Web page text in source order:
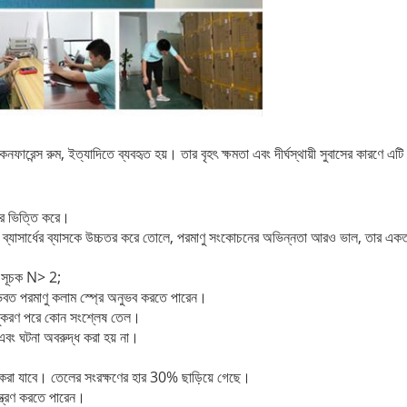
রুম, ইত্যাদিতে ব্যবহৃত হয়। তার বৃহৎ ক্ষমতা এবং দীর্ঘস্থায়ী সুবাসের কারণে
ভিত্তি করে।
ব্যাসকে উচ্চতর করে তোলে, পরমাণু সংকোচনের অভিন্নতা আরও ভাল,
সূচক N> 2;
কলাম স্প্রে অনুভব করতে পারেন।
পরে কোন সংশ্লেষ তেল।
ঘটনা অবরুদ্ধ করা হয় না।
যাবে। তেলের সংরক্ষণের হার 30% ছাড়িয়ে গেছে।
করতে পারেন।